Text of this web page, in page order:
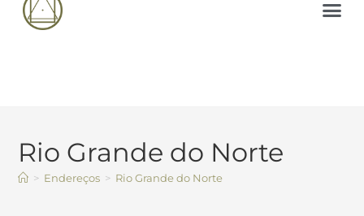
Rio Grande do Norte
> Endereços > Rio Grande do Norte